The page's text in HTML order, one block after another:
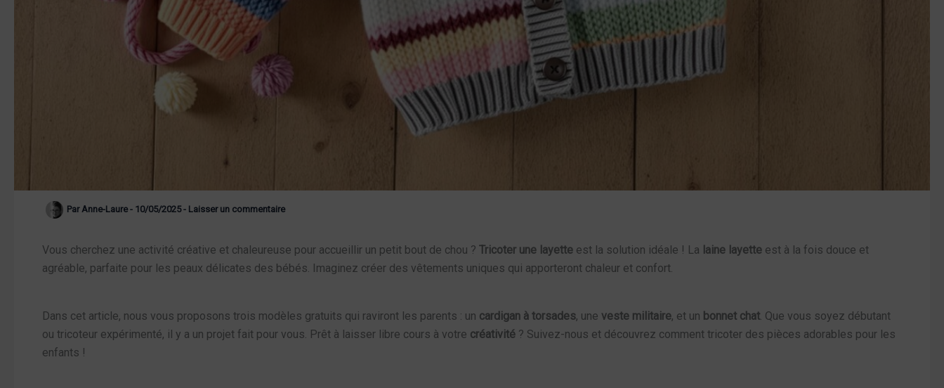
Par Anne-Laure- 10/05/2025- Laisser un commentaire
Vous cherchez une activité créative et chaleureuse pour accueillir un petit bout de chou ? Tricoter une layette est la solution idéale ! La laine layette est à la fois douce et
agréable, parfaite pour les peaux délicates des bébés. Imaginez créer des vêtements uniques qui apporteront chaleur et confort.
Dans cet article, nous vous proposons trois modèles gratuits qui raviront les parents : un cardigan à torsades, une veste militaire, et un bonnet chat . Que vous soyez débutant
ou tricoteur expérimenté, il y a un projet fait pour vous. Prêt à laisser libre cours à votre créativité ? Suivez-nous et découvrez comment tricoter des pièces adorables pour les
enfants !